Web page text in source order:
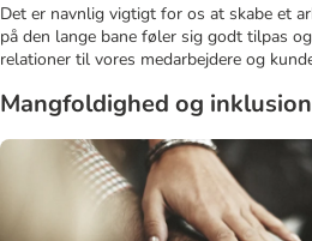
Det er navnlig vigtigt for os at skabe et
på den lange bane føler sig godt tilpas
relationer til vores medarbejdere og
Mangfoldighed og inklusion